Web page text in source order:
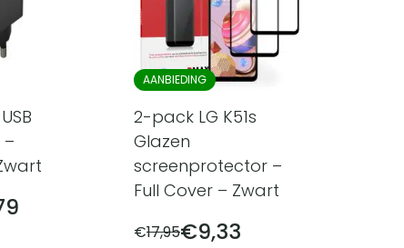
AANBIEDING
2-pack LG K51s
Glazen
screenprotector –
Full Cover – Zwart
€17,95€9,33